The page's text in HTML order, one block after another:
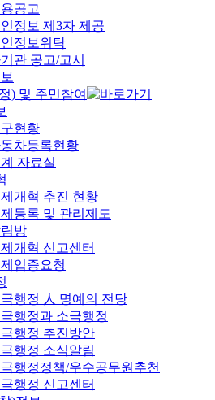
공고
정보 제3자 제공
정보위탁
관 공고/고시
) 및 주민참여
현황
차등록현황
자료실
개혁 추진 현황
등록 및 관리제도
방
개혁 신고센터
입증요청
행정 人 명예의 전당
행정과 소극행정
행정 추진방안
행정 소식알림
행정정책/우수공무원추천
행정 신고센터